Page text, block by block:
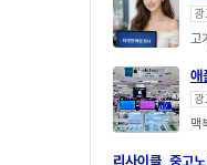
광
고
애
광
맥
리사이클, 중고